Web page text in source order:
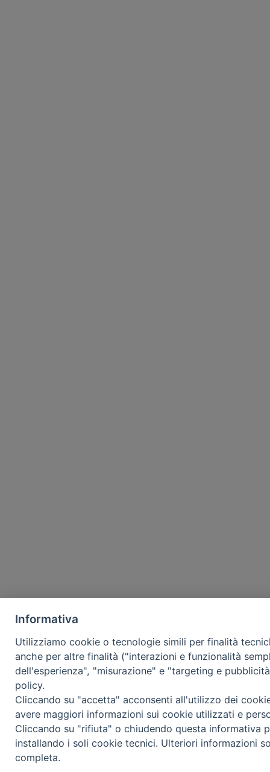
Informativa
Utilizziamo cookie o tecnologie simili per finalità
anche per altre finalità ("interazioni e funzionalità
dell'esperienza", "misurazione" e "targeting e
policy.
Cliccando su "accetta" acconsenti all'utilizzo dei
avere maggiori informazioni sui cookie utilizzati e
Cliccando su "rifiuta" o chiudendo questa informativa
installando i soli cookie tecnici. Ulteriori informazioni
completa.